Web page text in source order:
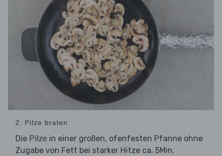
2. Pilze braten
Die Pilze in einer großen, ofenfesten Pfanne ohne
Zugabe von Fett bei starker Hitze ca. 5Min.